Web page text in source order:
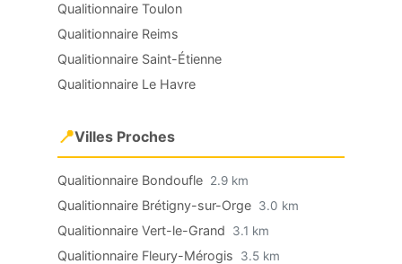
Qualitionnaire Toulon
Qualitionnaire Reims
Qualitionnaire Saint-Étienne
Qualitionnaire Le Havre
📍Villes Proches
Qualitionnaire Bondoufle 2.9 km
Qualitionnaire Brétigny-sur-Orge 3.0 km
Qualitionnaire Vert-le-Grand 3.1 km
Qualitionnaire Fleury-Mérogis 3.5 km